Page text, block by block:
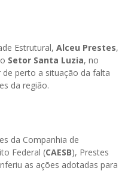
Estrutural, Alceu Prestes,
Setor Santa Luzia, no
perto a situação da falta
da região.
da Companhia de
Federal (CAESB), Prestes
as ações adotadas para